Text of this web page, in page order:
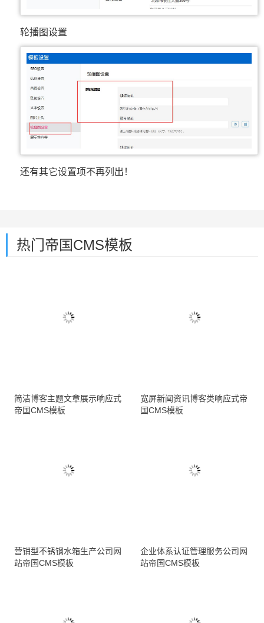
轮播图设置
还有其它设置项不再列出！
热门帝国CMS模板
简洁博客主题文章展示响应式
帝国CMS模板
宽屏新闻资讯博客类响应式帝
国CMS模板
营销型不锈钢水箱生产公司网
站帝国CMS模板
企业体系认证管理服务公司网
站帝国CMS模板